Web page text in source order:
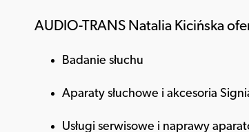
AUDIO-TRANS Natalia Kicińska
Badanie słuchu
Aparaty słuchowe i akcesoria
Usługi serwisowe i naprawy